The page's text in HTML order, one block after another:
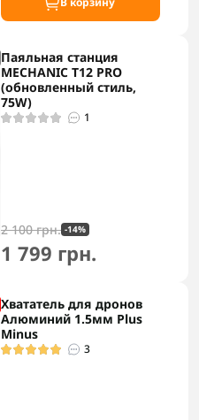
Паяльная станция
MECHANIC T12 PRO
(обновленный стиль,
75W)
1
2 100 грн. -14%
1 799 грн.
Хвататель для дронов
Алюминий 1.5мм Plus
Minus
3